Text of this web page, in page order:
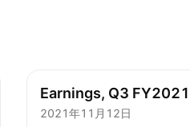
Earnings, Q3 FY2021
2021年11月12日